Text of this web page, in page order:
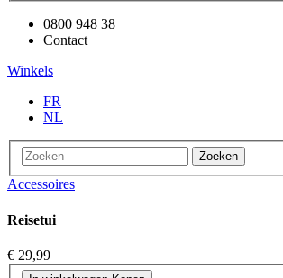
0800 948 38
Contact
Winkels
FR
NL
Zoeken
Accessoires
Reisetui
€ 29,99